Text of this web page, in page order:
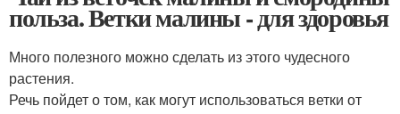
польза. Ветки малины - для здоровья
Много полезного можно сделать из этого чудесного
растения.
Речь пойдет о том, как могут использоваться ветки от